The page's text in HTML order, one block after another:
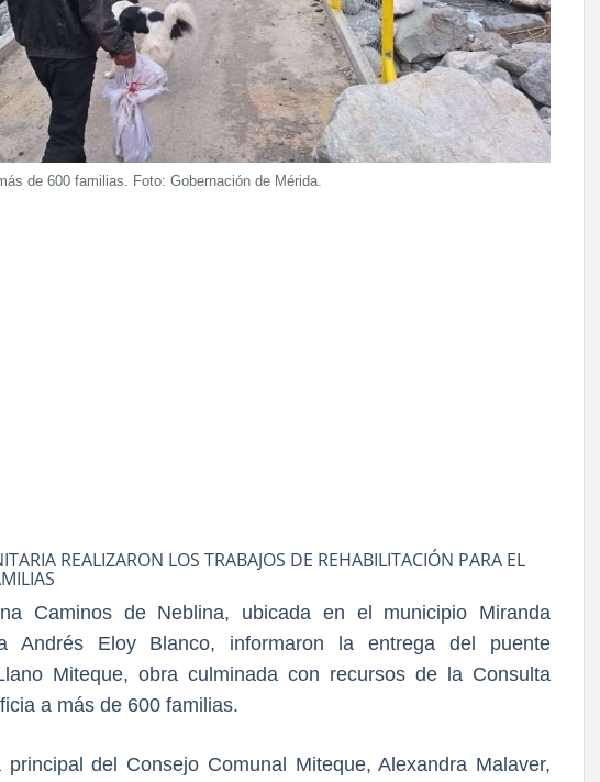
de 600 familias. Foto: Gobernación de Mérida.
REALIZARON LOS TRABAJOS DE REHABILITACIÓN PARA EL
Caminos de Neblina, ubicada en el municipio Miranda
Andrés Eloy Blanco, informaron la entrega del puente
Miteque, obra culminada con recursos de la Consulta
a más de 600 familias.
del Consejo Comunal Miteque, Alexandra Malaver,